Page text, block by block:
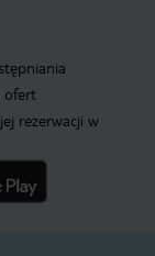
ofert
rezerwacji w